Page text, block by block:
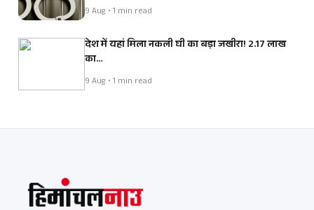
9 Aug • 1 min read
देश में यहां मिला नकली घी का बड़ा जखीरा! 2.17 लाख
का…
9 Aug • 1 min read